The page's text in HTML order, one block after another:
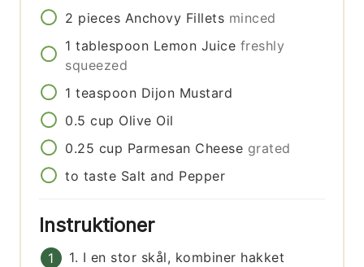
2 pieces Anchovy Fillets minced
1 tablespoon Lemon Juice freshly
squeezed
1 teaspoon Dijon Mustard
0.5 cup Olive Oil
0.25 cup Parmesan Cheese grated
to taste Salt and Pepper
Instruktioner
1. I en stor skål, kombiner hakket